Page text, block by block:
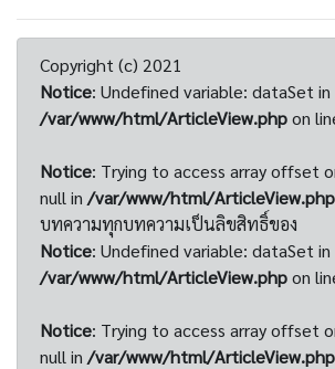
Copyright (c) 2021
Notice: Undefined variable: dataSet in
/var/www/html/ArticleView.phpon
Notice: Trying to access array offset
null in /var/www/html/ArticleView.php
บทความทุกบทความเป็นลิขสิทธิ์ของ
Notice: Undefined variable: dataSet in
/var/www/html/ArticleView.phpon
Notice: Trying to access array offset
null in /var/www/html/ArticleView.php